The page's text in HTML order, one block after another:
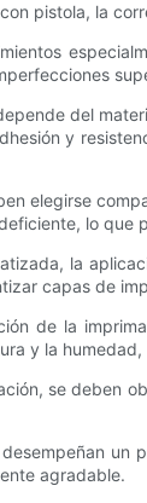
pistola, la
del
y
elegirse
lo que
la
capas de
de la
y la
se deben
desempeñan
agradable.